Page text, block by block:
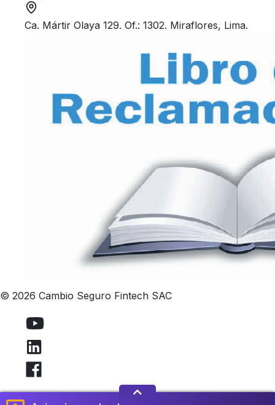
Ca. Mártir Olaya 129. Of.: 1302. Miraflores, Lima.
© 2026 Cambio Seguro Fintech SAC